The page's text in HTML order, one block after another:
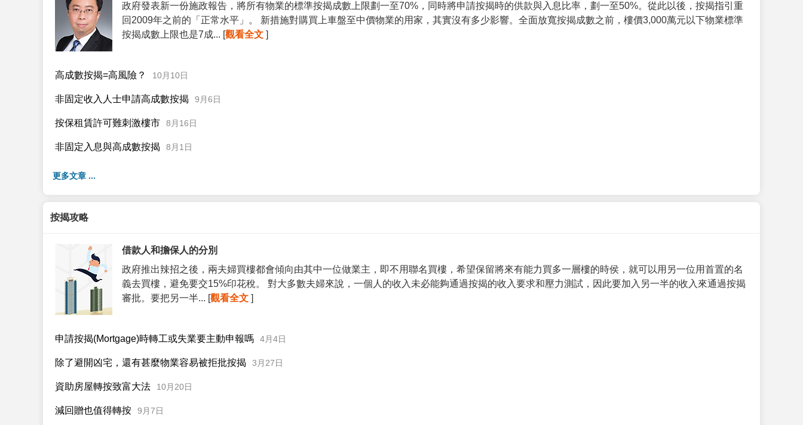
政府發表新一份施政報告，將所有物業的標準按揭成數上限劃一至70%，同時將申請按揭時的供款與入息比率，劃一至50%。從此以後，按揭指引重
回2009年之前的「正常水平」。 新措施對購買上車盤至中價物業的用家，其實沒有多少影響。全面放寬按揭成數之前，樓價3,000萬元以下物業標準
按揭成數上限也是7成... [觀看全文 ]
高成數按揭=高風險？ 10月10日
非固定收入人士申請高成數按揭 9月6日
按保租賃許可難刺激樓市 8月16日
非固定入息與高成數按揭 8月1日
更多文章 ...
按揭攻略
借款人和擔保人的分別
政府推出辣招之後，兩夫婦買樓都會傾向由其中一位做業主，即不用聯名買樓，希望保留將來有能力買多一層樓的時侯，就可以用另一位用首置的名
義去買樓，避免要交15%印花稅。 對大多數夫婦來說，一個人的收入未必能夠通過按揭的收入要求和壓力測試，因此要加入另一半的收入來通過按揭
審批。要把另一半... [觀看全文 ]
申請按揭(Mortgage)時轉工或失業要主動申報嗎 4月4日
除了避開凶宅，還有甚麼物業容易被拒批按揭 3月27日
資助房屋轉按致富大法 10月20日
減回贈也值得轉按 9月7日